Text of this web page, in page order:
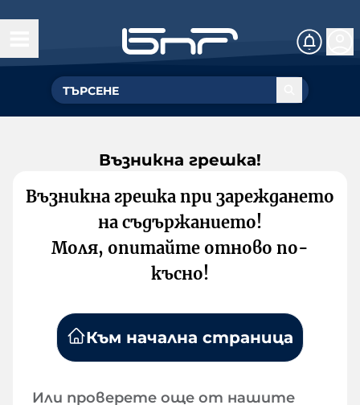
Възникна грешка!
Възникна грешка при зареждането
на съдържанието!
Моля, опитайте отново по-
късно!
Към начална страница
Или проверете още от нашите